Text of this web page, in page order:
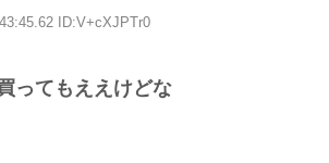
ID:V+cXJPTr0
ってもええけどな